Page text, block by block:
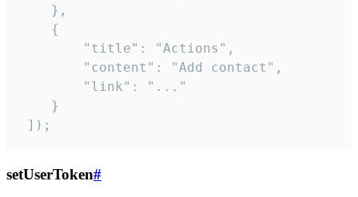
    },
    {
        "title": "Actions",
        "content": "Add contact",
        "link": "..."
    }
]);
setUserToken#